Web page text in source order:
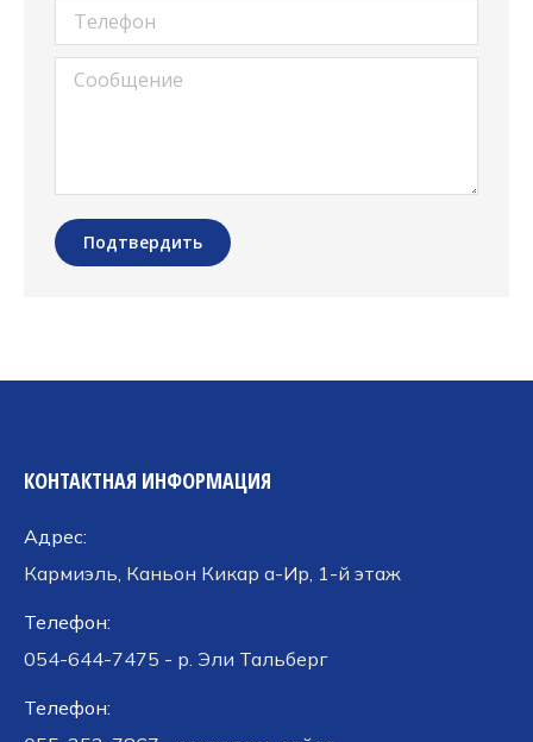
Телефон
Сообщение
Подтвердить
КОНТАКТНАЯ ИНФОРМАЦИЯ
Адрес:
Кармиэль, Каньон Кикар а-Ир, 1-й этаж
Телефон:
054-644-7475 - р. Эли Тальберг
Телефон: